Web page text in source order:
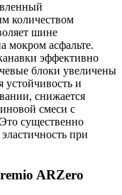
количеством
шине
мокром асфальте.
эффективно
блоки увеличены
устойчивость и
снижается
смеси с
существенно
при
ARZero